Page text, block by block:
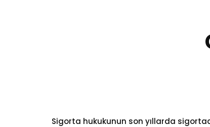
Sigorta hukukunun son yıllarda